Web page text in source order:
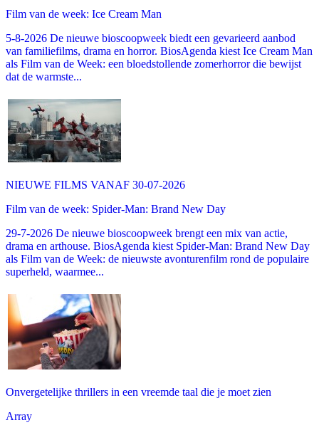
Film van de week: Ice Cream Man
5-8-2026 De nieuwe bioscoopweek biedt een gevarieerd aanbod
van familiefilms, drama en horror. BiosAgenda kiest Ice Cream Man
als Film van de Week: een bloedstollende zomerhorror die bewijst
dat de warmste...
NIEUWE FILMS VANAF 30-07-2026
Film van de week: Spider-Man: Brand New Day
29-7-2026 De nieuwe bioscoopweek brengt een mix van actie,
drama en arthouse. BiosAgenda kiest Spider-Man: Brand New Day
als Film van de Week: de nieuwste avonturenfilm rond de populaire
superheld, waarmee...
Onvergetelijke thrillers in een vreemde taal die je moet zien
Array